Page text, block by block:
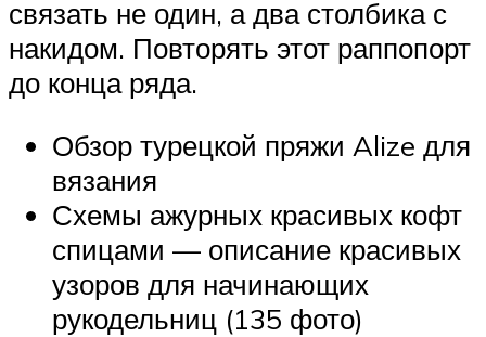
связать не один, а два столбика с
накидом. Повторять этот раппопорт
до конца ряда.
Обзор турецкой пряжи Alize для
вязания
Схемы ажурных красивых кофт
спицами — описание красивых
узоров для начинающих
рукодельниц (135 фото)